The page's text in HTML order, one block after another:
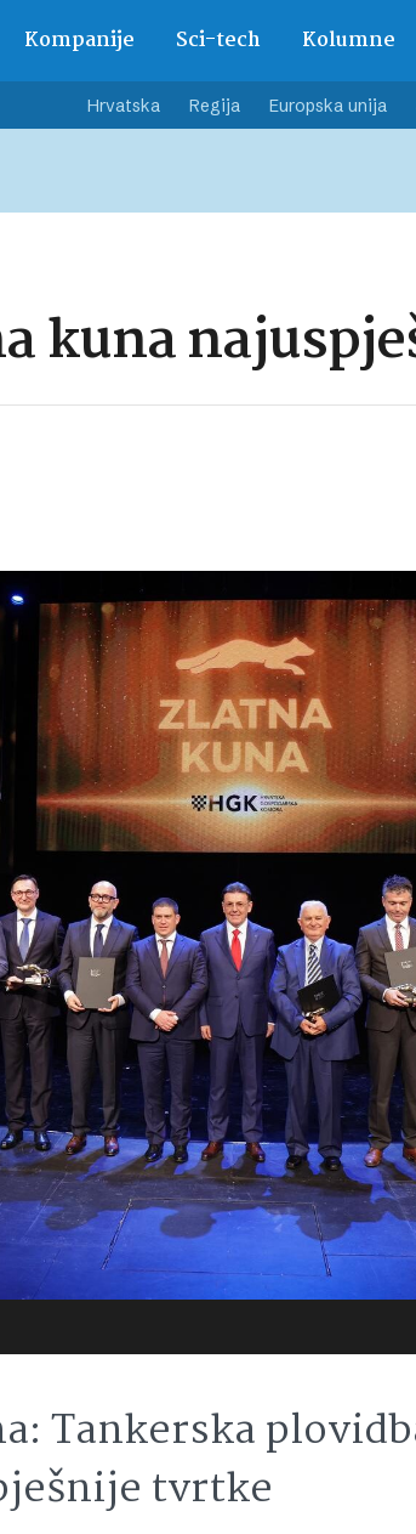
Kompanije Sci-tech Kolumne
Hrvatska Regija Europska unija
kuna
Tankerska
tvrtke